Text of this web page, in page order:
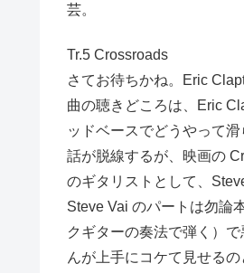
芸。
Tr.5 Crossroads
さてお待ちかね。Eric
曲の聴きどころは、Eric
ッドベースでどうやって
話が脱線するが、映画の
のギタリストとして、
Steve Vai のパートは勿論
クギターの奏法で弾く）
んが上手にコケて見せる